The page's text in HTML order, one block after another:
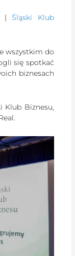
|Śląski Klub
wszystkim do
się spotkać
biznesach
Klub Biznesu,